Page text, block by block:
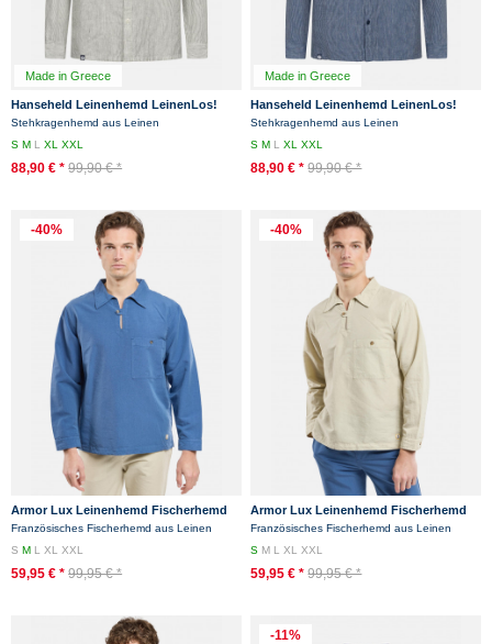
Made in Greece
Hanseheld Leinenhemd LeinenLos!
Herren Beige Gestreift Fischerhemd
Stehkragen
Stehkragenhemd aus Leinen
SM LXLXXL
88,90 € * 99,90 € *
Made in Greece
Hanseheld Leinenhemd LeinenLos!
Herren Blau Gestreift Fischerhemd
Stehkragen
Stehkragenhemd aus Leinen
SM LXLXXL
88,90 € * 99,90 € *
-40%
Armor Lux Leinenhemd Fischerhemd
Vareuse Leinen Blau Heritage
Französisches Fischerhemd aus Leinen
SM L XL XXL
59,95 € * 99,95 € *
-40%
Armor Lux Leinenhemd Fischerhemd
Vareuse Creme Weiß Beige Heritage
Französisches Fischerhemd aus Leinen
S M L XL XXL
59,95 € * 99,95 € *
-11%